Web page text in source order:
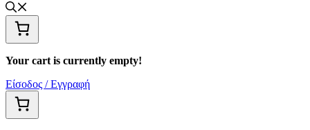
Your cart is currently empty!
Είσοδος / Εγγραφή